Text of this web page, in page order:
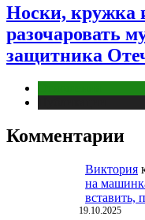
Носки, кружка
разочаровать
защитника
Комментарии
Виктория
на
вставить,
19.10.2025